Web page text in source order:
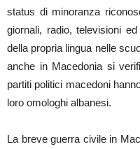
status di minoranza
giornali, radio, televisioni
della propria lingua nelle
anche in Macedonia si
partiti politici macedoni
loro omologhi albanesi.
La breve guerra civile in